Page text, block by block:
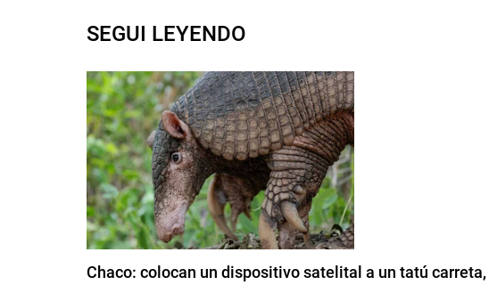
SEGUI LEYENDO
Chaco: colocan un dispositivo satelital a un tatú